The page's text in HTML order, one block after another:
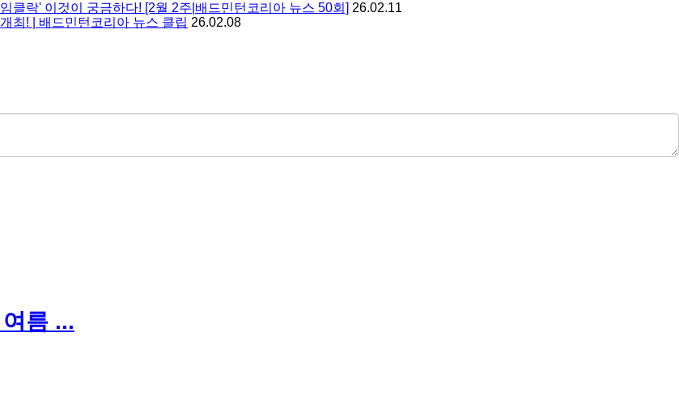
클락' 이것이 궁금하다! [2월 2주|배드민턴코리아 뉴스 50회] 26.02.11
최! | 배드민턴코리아 뉴스 클립 26.02.08
름 ...